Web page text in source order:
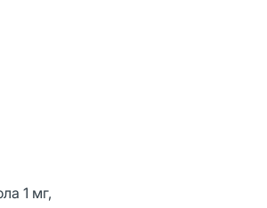
1 мг,